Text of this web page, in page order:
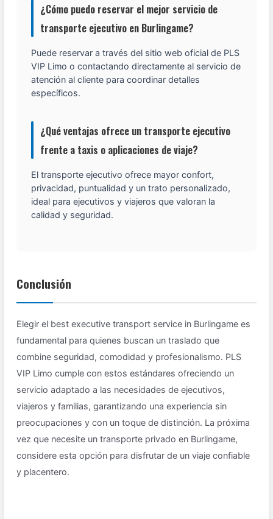
¿Cómo puedo reservar el mejor servicio de
transporte ejecutivo en Burlingame?
Puede reservar a través del sitio web oficial de PLS
VIP Limo o contactando directamente al servicio de
atención al cliente para coordinar detalles
específicos.
¿Qué ventajas ofrece un transporte ejecutivo
frente a taxis o aplicaciones de viaje?
El transporte ejecutivo ofrece mayor confort,
privacidad, puntualidad y un trato personalizado,
ideal para ejecutivos y viajeros que valoran la
calidad y seguridad.
Conclusión
Elegir el best executive transport service in Burlingame es
fundamental para quienes buscan un traslado que
combine seguridad, comodidad y profesionalismo. PLS
VIP Limo cumple con estos estándares ofreciendo un
servicio adaptado a las necesidades de ejecutivos,
viajeros y familias, garantizando una experiencia sin
preocupaciones y con un toque de distinción. La próxima
vez que necesite un transporte privado en Burlingame,
considere esta opción para disfrutar de un viaje confiable
y placentero.